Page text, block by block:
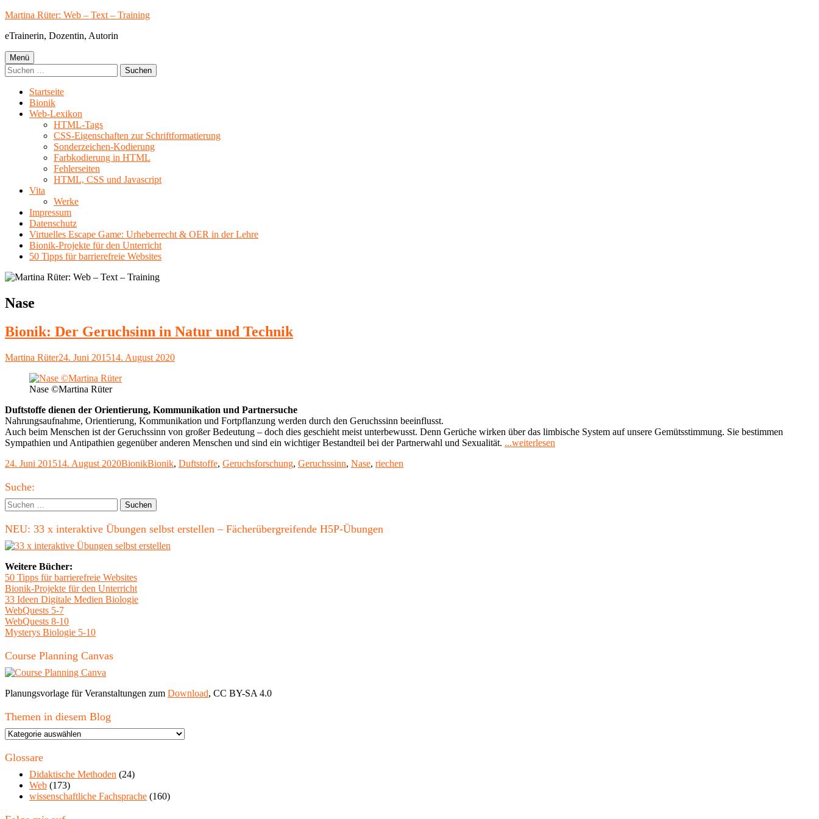
Springe
Inhalt
Martina Rüter: Web – Text – Training
eTrainerin, Dozentin, Autorin
Primäres
Menü
Menü
Suchen
nach:
Startseite
Bionik
Web-Lexikon
HTML-Tags
CSS-Eigenschaften zur Schriftformatierung
Sonderzeichen-Kodierung
Farbkodierung in HTML
Fehlerseiten
HTML, CSS und Javascript
Vita
Werke
Impressum
Datenschutz
Virtuelles Escape Game: Urheberrecht & OER in der Lehre
Bionik-Projekte für den Unterricht
50 Tipps für barrierefreie Websites
Schlagwort:
Nase
Bionik: Der Geruchsinn in Natur und Technik
Autor
Martina RüterVeröffentlicht
24. Juni 201514. August 2020
Nase ©Martina Rüter
Duftstoffe dienen der Orientierung, Kommunikation und Partnersuche
Nahrungsaufnahme, Orientierung, Kommunikation und Fortpflanzung werden durch den Geruchssinn beeinflusst.
Auch beim Menschen ist der Geruchssinn von großer Bedeutung – doch dies geschieht meist unterbewusst. Denn Gerüche wirken über das limbische System auf unsere Gemütsstimmung. Sie bestimmen
Sympathien und Antipathien gegenüber anderen Menschen und sind ein wichtiger Bestandteil bei der Partnerwahl und Sexualität. ...weiterlesen
Veröffentlicht
24. Juni 201514. August 2020Kategorien
BionikSchlagwörter
Bionik, Duftstoffe, Geruchsforschung, Geruchssinn, Nase, riechen
Haupt-
Seitenleiste
Suche:
Suchen
nach:
NEU: 33 x interaktive Übungen selbst erstellen – Fächerübergreifende H5P-Übungen
Weitere Bücher:
50 Tipps für barrierefreie Websites
Bionik-Projekte für den Unterricht
33 Ideen Digitale Medien Biologie
WebQuests 5-7
WebQuests 8-10
Mysterys Biologie 5-10
Course Planning Canvas
Planungsvorlage für Veranstaltungen zum Download, CC BY-SA 4.0
Themen in diesem Blog
Themen
diesem
Glossare
Didaktische Methoden (24)
Web (173)
wissenschaftliche Fachsprache (160)